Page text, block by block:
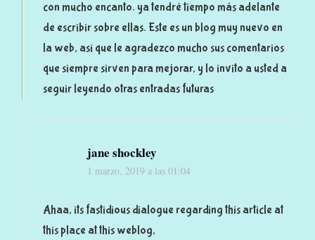
con mucho encanto. ya tendré tiempo más adelante
de escribir sobre ellas. Este es un blog muy nuevo en
la web, así que le agradezco mucho sus comentarios
que siempre sirven para mejorar, y lo invito a usted a
seguir leyendo otras entradas futuras
jane shockley
1 marzo, 2019 a las 01:04
Ahaa, its fastidious dialogue regarding this article at
this place at this weblog,